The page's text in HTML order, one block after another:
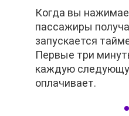
По окончании
ожидания Вы
Баллы
Когда вы
пассажиры
запускается
Первые три
каждую
оплачивает.
По окончании
ожидания Вы
Баллы
Когда вы
пассажиры
запускается
Первые три
каждую
оплачивает.